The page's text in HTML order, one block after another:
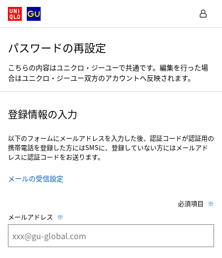
パスワードの再設定
こちらの内容はユニクロ・ジーユーで共通です。編集を行った場
合はユニクロ・ジーユー双方のアカウントへ反映されます。
登録情報の入力
以下のフォームにメールアドレスを入力した後、認証コードが認証用の
携帯電話を登録した方にはSMSに、登録していない方にはメールアド
レスに認証コードをお送ります。
メールの受信設定
必須項目
メールアドレス